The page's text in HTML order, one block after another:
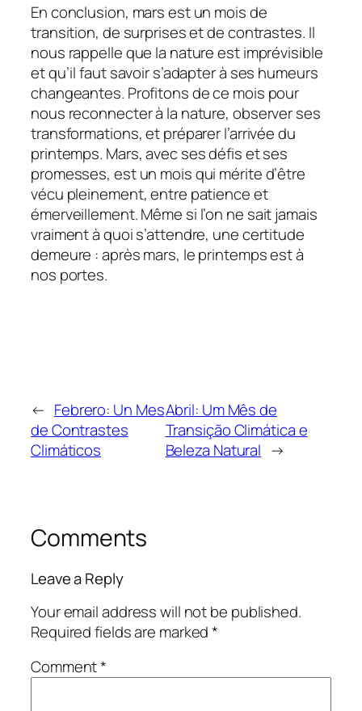
En conclusion, mars est un mois de
transition, de surprises et de contrastes. Il
nous rappelle que la nature est imprévisible
et qu’il faut savoir s’adapter à ses humeurs
changeantes. Profitons de ce mois pour
nous reconnecter à la nature, observer ses
transformations, et préparer l’arrivée du
printemps. Mars, avec ses défis et ses
promesses, est un mois qui mérite d’être
vécu pleinement, entre patience et
émerveillement. Même si l’on ne sait jamais
vraiment à quoi s’attendre, une certitude
demeure : après mars, le printemps est à
nos portes.
← Febrero: Un Mes
de Contrastes
Climáticos
Abril: Um Mês de
Transição Climática e
Beleza Natural →
Comments
Leave a Reply
Your email address will not be published.
Required fields are marked*
Comment*